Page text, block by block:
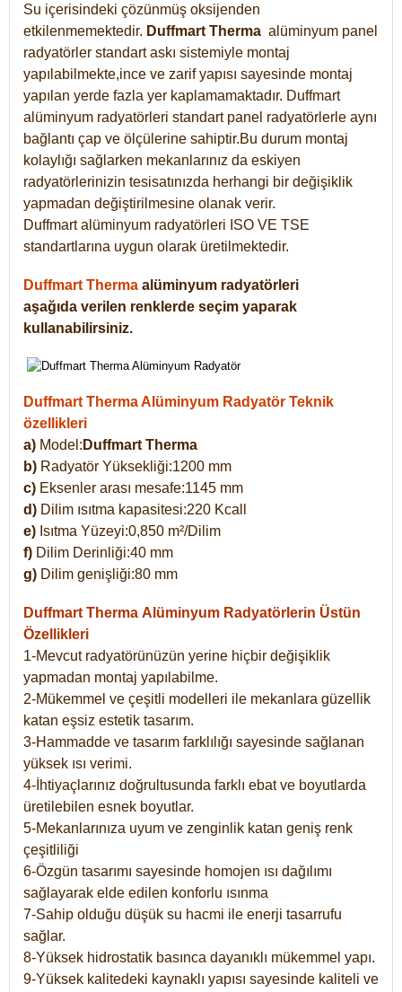
Su içerisindeki çözünmüş oksijenden
etkilenmemektedir. Duffmart Therma alüminyum panel
radyatörler standart askı sistemiyle montaj
yapılabilmekte,ince ve zarif yapısı sayesinde montaj
yapılan yerde fazla yer kaplamamaktadır. Duffmart
alüminyum radyatörleri standart panel radyatörlerle aynı
bağlantı çap ve ölçülerine sahiptir.Bu durum montaj
kolaylığı sağlarken mekanlarınız da eskiyen
radyatörlerinizin tesisatınızda herhangi bir değişiklik
yapmadan değiştirilmesine olanak verir.
Duffmart alüminyum radyatörleri ISO VE TSE
standartlarına uygun olarak üretilmektedir.
Duffmart Therma alüminyum radyatörleri
aşağıda verilen renklerde seçim yaparak
kullanabilirsiniz.
Duffmart Therma Alüminyum Radyatör Teknik
özellikleri
a) Model: Duffmart Therma
b) Radyatör Yüksekliği:1200 mm
c) Eksenler arası mesafe:1145 mm
d) Dilim ısıtma kapasitesi:220 Kcall
e) Isıtma Yüzeyi:0,850 m²/Dilim
f) Dilim Derinliği:40 mm
g) Dilim genişliği:80 mm
Duffmart Therma Alüminyum Radyatörlerin Üstün
Özellikleri
1-Mevcut radyatörünüzün yerine hiçbir değişiklik
yapmadan montaj yapılabilme.
2-Mükemmel ve çeşitli modelleri ile mekanlara güzellik
katan eşsiz estetik tasarım.
3-Hammadde ve tasarım farklılığı sayesinde sağlanan
yüksek ısı verimi.
4-İhtiyaçlarınız doğrultusunda farklı ebat ve boyutlarda
üretilebilen esnek boyutlar.
5-Mekanlarınıza uyum ve zenginlik katan geniş renk
çeşitliliği
6-Özgün tasarımı sayesinde homojen ısı dağılımı
sağlayarak elde edilen konforlu ısınma
7-Sahip olduğu düşük su hacmi ile enerji tasarrufu
sağlar.
8-Yüksek hidrostatik basınca dayanıklı mükemmel yapı.
9-Yüksek kalitedeki kaynaklı yapısı sayesinde kaliteli ve